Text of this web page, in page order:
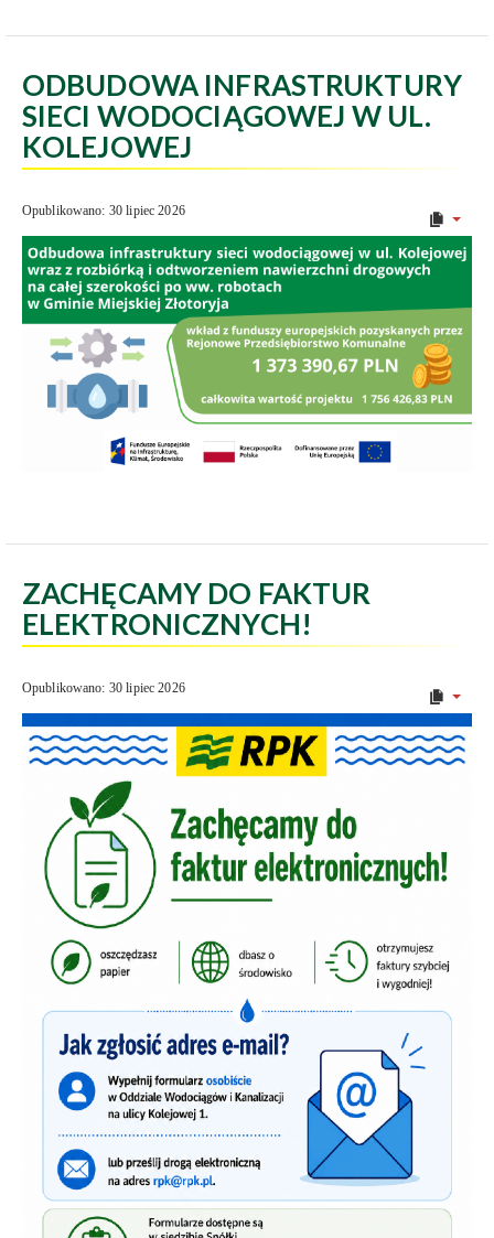
ODBUDOWA INFRASTRUKTURY
SIECI WODOCIĄGOWEJ W UL.
KOLEJOWEJ
Opublikowano: 30 lipiec 2026
ZACHĘCAMY DO FAKTUR
ELEKTRONICZNYCH!
Opublikowano: 30 lipiec 2026